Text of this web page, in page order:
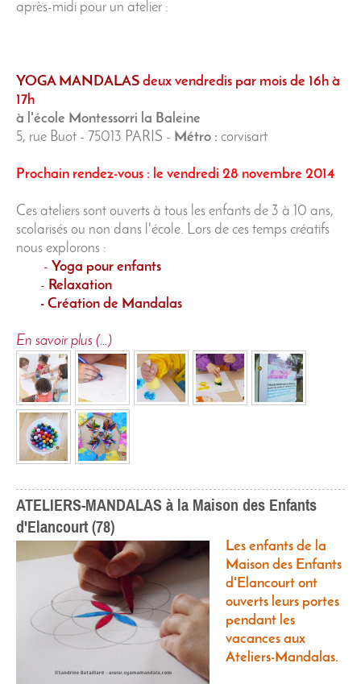
après-midi pour un atelier :
YOGA MANDALAS deux vendredis par mois de 16h à
17h
à l'école Montessorri la Baleine
5, rue Buot - 75013 PARIS - Métro : corvisart
Prochain rendez-vous : le vendredi 28 novembre 2014
Ces ateliers sont ouverts à tous les enfants de 3 à 10 ans,
scolarisés ou non dans l'école. Lors de ces temps créatifs
nous explorons :
- Yoga pour enfants
- Relaxation
- Création de Mandalas
En savoir plus (…)
ATELIERS-MANDALAS à la Maison des Enfants
d'Elancourt (78)
Les enfants de la
Maison des Enfants
d'Elancourt ont
ouverts leurs portes
pendant les
vacances aux
Ateliers-Mandalas.